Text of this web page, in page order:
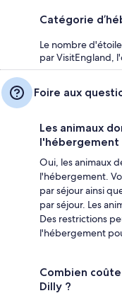
Catégorie
Le nombre
par VisitEngland,
Foire aux
Les animaux
l'hébergement
Oui, les animaux
l'hébergement.
par séjour ainsi
par séjour. Les
Des restrictions
l'hébergement
Combien
Dilly ?